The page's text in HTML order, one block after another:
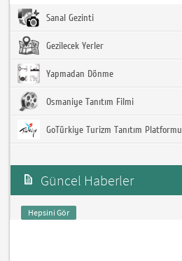
Sanal Gezinti
Gezilecek Yerler
Yapmadan Dönme
Osmaniye Tanıtım Filmi
GoTürkiye Turizm Tanıtım Platformu
Güncel Haberler
Hepsini Gör